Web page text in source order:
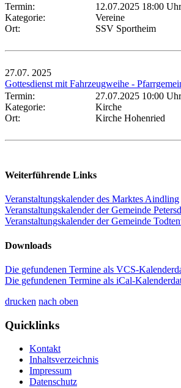
Termin:
12.07.2025 18:00 Uhr
Kategorie:
Vereine
Ort:
SSV Sportheim
27.07. 2025
Gottesdienst mit Fahrzeugweihe -
Termin:
27.07.2025 10:00 Uhr
Kategorie:
Kirche
Ort:
Kirche Hohenried
Weiterführende Links
Veranstaltungskalender des Marktes Aindling
Veranstaltungskalender der Gemeinde
Veranstaltungskalender der Gemeinde
Downloads
Die gefundenen Termine als VCS-
Die gefundenen Termine als iCal-
drucken nach oben
Quicklinks
Kontakt
Inhaltsverzeichnis
Impressum
Datenschutz